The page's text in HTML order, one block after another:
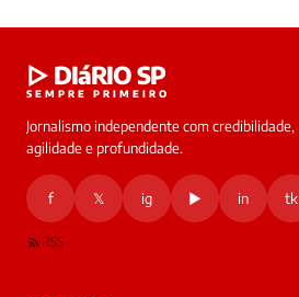
▷ DIáRIO SP
SEMPRE PRIMEIRO
Jornalismo independente com credibilidade,
agilidade e profundidade.
f 𝕏 ig ▶ in tk
RSS